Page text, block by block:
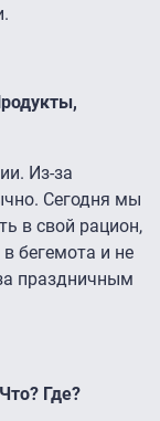
Из-за
Сегодня мы
в свой рацион,
бегемота и не
праздничным
Где?